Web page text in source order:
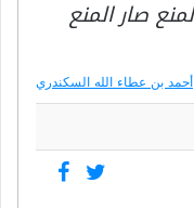
صار المنع
أحمد بن عطاء الله السكندري